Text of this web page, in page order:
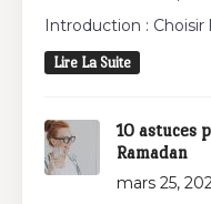
Introduction :
Lire La Suite
10 astuces
Ramadan
mars 25,